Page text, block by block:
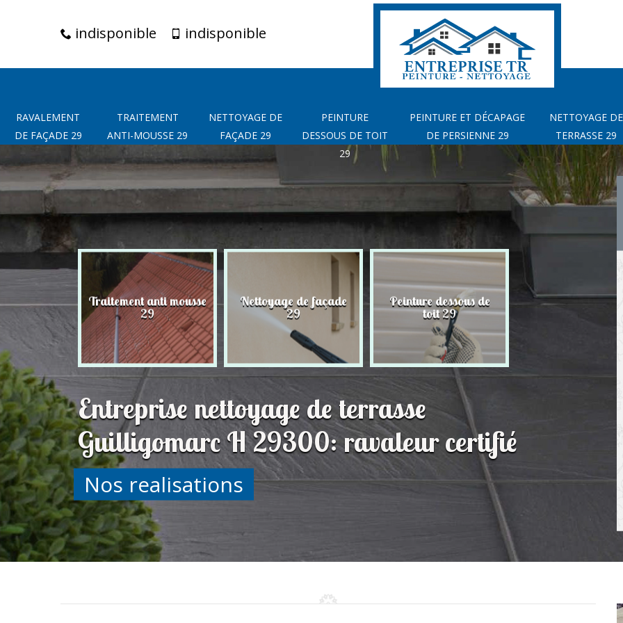
indisponible indisponible
RAVALEMENT
DE FAÇADE 29
TRAITEMENT
ANTI-MOUSSE 29
NETTOYAGE DE
FAÇADE 29
PEINTURE
DESSOUS DE TOIT
29
PEINTURE ET DÉCAPAGE
DE PERSIENNE 29
NETTOYAGE DE
TERRASSE 29
de façade Traitement anti mousse
29
Nettoyage de façade
29
Peinture dessous de
toit 29
Peinture et
Entreprise nettoyage de terrasse
Guilligomarc H 29300: ravaleur certifié
Nos realisations